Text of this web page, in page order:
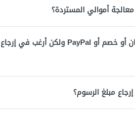
أموالي المستردة؟
لقد دفعت قيمة طلبي باستخدام قسيمة ائتمان وبطاقة ائتمان أو خصم أو PayPal ولكن أرغب في إرجاع
مبلغ الرسوم؟